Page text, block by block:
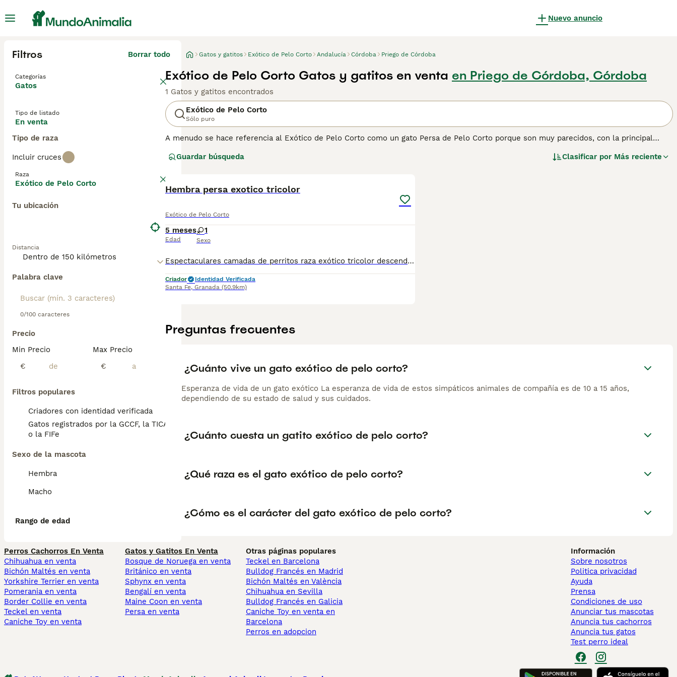
Nuevo anuncio
Filtros Borrar todo
Categorías
Gatos
Tipo de listado
En venta
Tipo de raza
Incluir cruces
Raza
Exótico de Pelo Corto
Tu ubicación
Distancia
Palabra clave
0/100 caracteres
Precio
Min Precio
€
Max Precio
€
Filtros populares
Criadores con identidad verificada
Gatos registrados por la GCCF, la TICA
o la FIFe
Sexo de la mascota
Hembra
Macho
Rango de edad
Gatos y gatitos Exótico de Pelo Corto Andalucía Córdoba Priego de Córdoba
Exótico de Pelo Corto Gatos y gatitos en venta en Priego de Córdoba, Córdoba
1 Gatos y gatitos encontrados
Exótico de Pelo Corto
Sólo puro
A menudo se hace referencia al Exótico de Pelo Corto como un gato Persa de Pelo Corto porque son muy parecidos, con la principal
Unidos. Sin embargo, el Exotic ha ganado muchos seguidores en España, gracias a su apariencia adorable, su naturaleza amistosa y
Lee nuestrapágina de consejos de compra de Exótico de pelo corto
Guardar búsqueda Clasificar por Más reciente
Hembra persa exotico tricolor
Exótico de Pelo Corto
5 meses
Edad
1
Sexo
Espectaculares camadas de perritos raza exótico tricolor descendientes de las mejores líneas de sangre. Disponibles tanto hembras como machos. Las camadas están bajo supervisión veterinaria desde su nacimiento hasta que son entregadas a su nueva familia. Criados por un equipo de profesionales y mejores personas que, con más de 20 años de experiencia , cuidan a los animales por vocación, aplicando una cría ética y responsable para que cada cachorro se desarrolle con la mejor salud y con un buen temperamento. Todos los cachorritos se entregan con unos dos meses y medio de edad y sus vacunas correspondientes, desparasitados interna y externamente, con certificado de salud, y garantía tanto por enfermedad vírica como congénito genética. Posibilidad de entregar en toda España mediante transporte propio preparado para animales y con chofer privado. Los precios pueden variar según las características y morfología de cada cachorro. Añádenos al whats app o llámanos, y encantados atenderemos todas tus dudas y consultas. Teléfono / Whats app: 641 92 23 90
Criador
Identidad Verificada
Santa Fe, Granada (50.9km)
Preguntas frecuentes
¿Cuánto vive un gato exótico de pelo corto?
Esperanza de vida de un gato exótico La esperanza de vida de estos simpáticos animales de compañía es de 10 a 15 años,
dependiendo de su estado de salud y sus cuidados.
¿Cuánto cuesta un gatito exótico de pelo corto?
¿Qué raza es el gato exótico de pelo corto?
¿Cómo es el carácter del gato exótico de pelo corto?
Perros Cachorros En Venta
Chihuahua en venta
Bichón Maltés en venta
Yorkshire Terrier en venta
Pomerania en venta
Border Collie en venta
Teckel en venta
Caniche Toy en venta
Gatos y Gatitos En Venta
Bosque de Noruega en venta
Británico en venta
Sphynx en venta
Bengalí en venta
Maine Coon en venta
Persa en venta
Otras páginas populares
Teckel en Barcelona
Bulldog Francés en Madrid
Bichón Maltés en València
Chihuahua en Sevilla
Bulldog Francés en Galicia
Caniche Toy en venta en
Barcelona
Perros en adopcion
Información
Sobre nosotros
Politica privacidad
Ayuda
Prensa
Condiciones de uso
Anunciar tus mascotas
Anuncia tus cachorros
Anuncia tus gatos
Test perro ideal